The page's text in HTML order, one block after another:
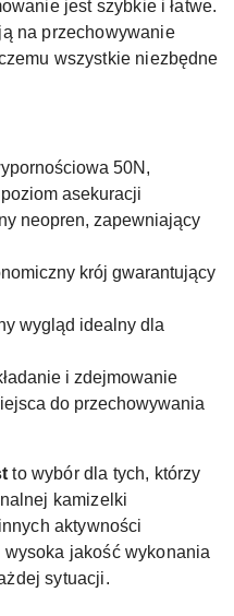
jest szybkie i łatwe.
na przechowywanie
wszystkie niezbędne
50N,
asekuracji
neopren, zapewniający
krój gwarantujący
wygląd idealny dla
i zdejmowanie
do przechowywania
to wybór dla tych, którzy
kamizelki
aktywności
wysoka jakość wykonania
sytuacji.